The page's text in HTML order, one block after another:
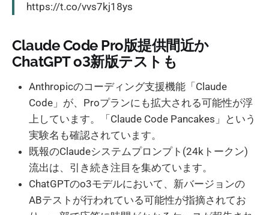
https://t.co/vvs7kj18ys
Claude Code Pro版提供間近か
ChatGPT o3新版テストも
Anthropicのコーディング支援機能「Claude
Code」が、Proプランにも拡大される可能性が浮
上しています。「Claude Code Pancakes」という
実験名も確認されています。
既報のClaudeシステムプロンプト(24kトークン)
流出は、引き続き注目を集めています。
ChatGPTのo3モデルにおいて、新バージョンの
ABテストが行われている可能性が指摘されてお